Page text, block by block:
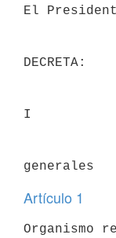
El
DECRETA:
I
generales
Artículo 1
Organismo